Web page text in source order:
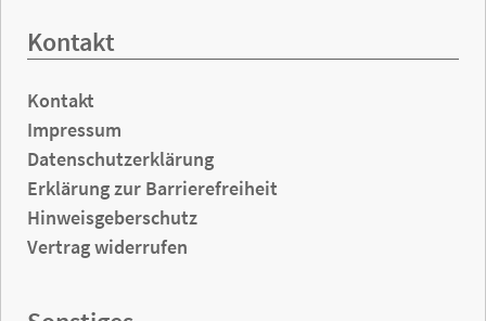
Kontakt
Kontakt
Impressum
Datenschutzerklärung
Erklärung zur Barrierefreiheit
Hinweisgeberschutz
Vertrag widerrufen